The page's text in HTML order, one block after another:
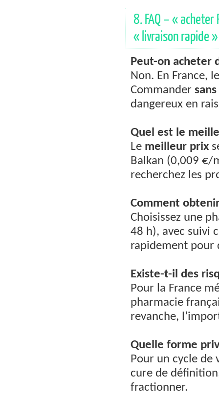
8. FAQ – «
« livraison rapide »
Peut-on acheter
Non. En France,
Commander
dangereux en
Quel est le
Le meilleur prix
Balkan (0,009 €/
recherchez les
Comment
Choisissez une
48 h), avec suivi
rapidement pour
Existe-t-il des
Pour la France
pharmacie
revanche,
Quelle forme
Pour un cycle de
cure de
fractionner.